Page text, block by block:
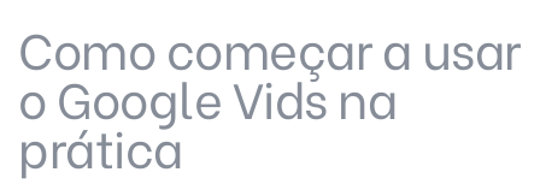
Como começar a usar
o Google Vids na
prática